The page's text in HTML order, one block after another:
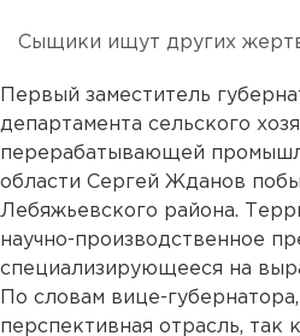
Сыщики ищут других
Первый заместитель
департамента сельского
перерабатывающей
области Сергей Жданов
Лебяжьевского района.
научно-производственное
специализирующееся на
По словам вице-
перспективная отрасль, так